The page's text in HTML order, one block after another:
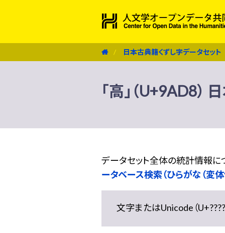
日本古典籍くずし字データセット
「高」（U+9AD8）
データセット全体の統計情報に
ータベース検索（ひらがな（変体
文字またはUnicode（